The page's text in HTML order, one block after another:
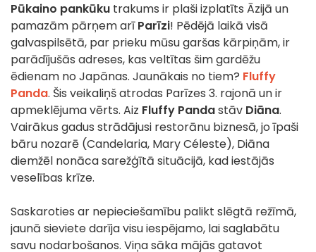
Pūkaino pankūku trakums ir plaši izplatīts Āzijā un
pamazām pārņem arīParīzi! Pēdējā laikā visā
galvaspilsētā, par prieku mūsu garšas kārpiņām, ir
parādījušās adreses, kas veltītas šim gardēžu
ēdienam no Japānas. Jaunākais no tiem? Fluffy
Panda. Šis veikaliņš atrodas Parīzes 3. rajonā un ir
apmeklējuma vērts. Aiz Fluffy Pandastāv Diāna.
Vairākus gadus strādājusi restorānu biznesā, jo īpaši
bāru nozarē (Candelaria, Mary Céleste), Diāna
diemžēl nonāca sarežģītā situācijā, kad iestājās
veselības krīze.
Saskaroties ar nepieciešamību palikt slēgtā režīmā,
jaunā sieviete darīja visu iespējamo, lai saglabātu
savu nodarbošanos. Viņa sāka mājās gatavot